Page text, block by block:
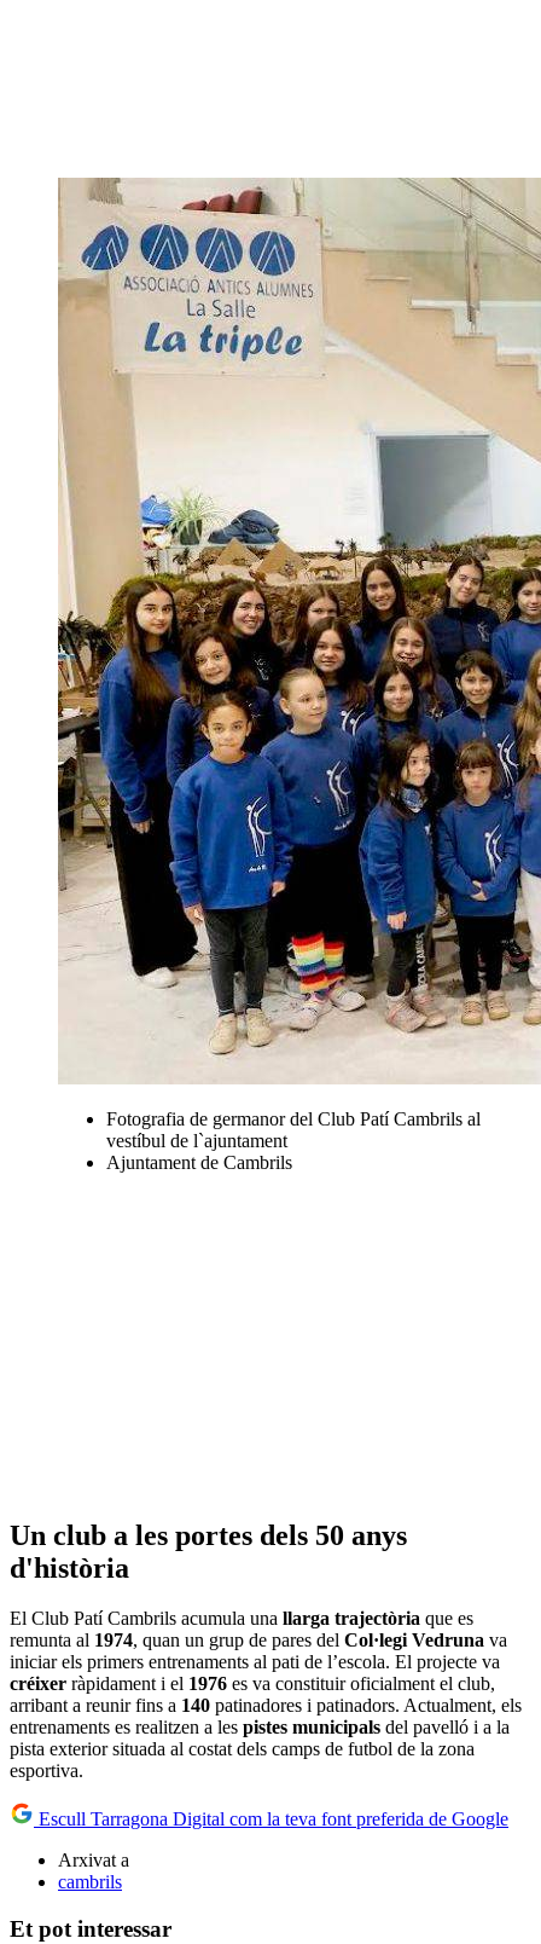
Fotografia de germanor del Club Patí Cambrils al
vestíbul de l`ajuntament
Ajuntament de Cambrils
Un club a les portes dels 50 anys
d'història
El Club Patí Cambrils acumula una llarga trajectòria que es
remunta al 1974, quan un grup de pares del Col·legi Vedruna va
iniciar els primers entrenaments al pati de l’escola. El projecte va
créixer ràpidament i el 1976 es va constituir oficialment el club,
arribant a reunir fins a 140 patinadores i patinadors. Actualment, els
entrenaments es realitzen a les pistes municipals del pavelló i a la
pista exterior situada al costat dels camps de futbol de la zona
esportiva.
Escull Tarragona Digital com la teva font preferida de Google
Arxivat a
cambrils
Et pot interessar